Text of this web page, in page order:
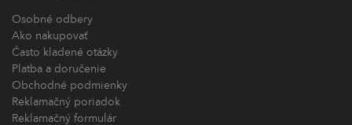
Osobné odbery
Ako nakupovať
Často kladené otázky
Platba a doručenie
Obchodné podmienky
Reklamačný poriadok
Reklamačný formulár